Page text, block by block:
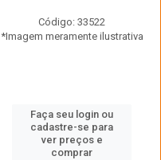
Código: 33522
*Imagem meramente ilustrativa
Faça seu login ou
cadastre-se para
ver preços e
comprar